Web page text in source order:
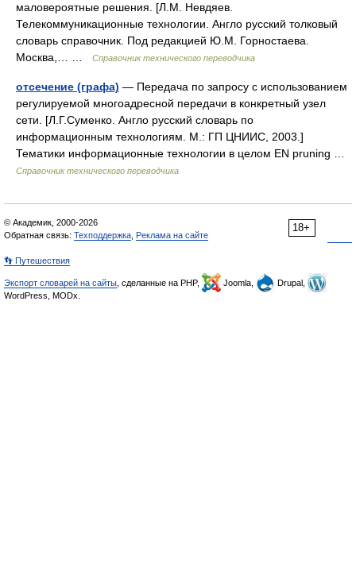
маловероятные решения. [Л.М. Невдяев.
Телекоммуникационные технологии. Англо русский толковый
словарь справочник. Под редакцией Ю.М. Горностаева.
Москва,… …
Справочник технического переводчика
отсечение (графа) — Передача по запросу с использованием
регулируемой многоадресной передачи в конкретный узел
сети. [Л.Г.Суменко. Англо русский словарь по
информационным технологиям. М.: ГП ЦНИИС, 2003.]
Тематики информационные технологии в целом EN pruning …
Справочник технического переводчика
18+
© Академик, 2000-2026
Обратная связь: Техподдержка Реклама на сайте
👣 Путешествия
Экспорт словарей на сайты , сделанные на PHP, Joomla,
Drupal,
WordPress, MODx.